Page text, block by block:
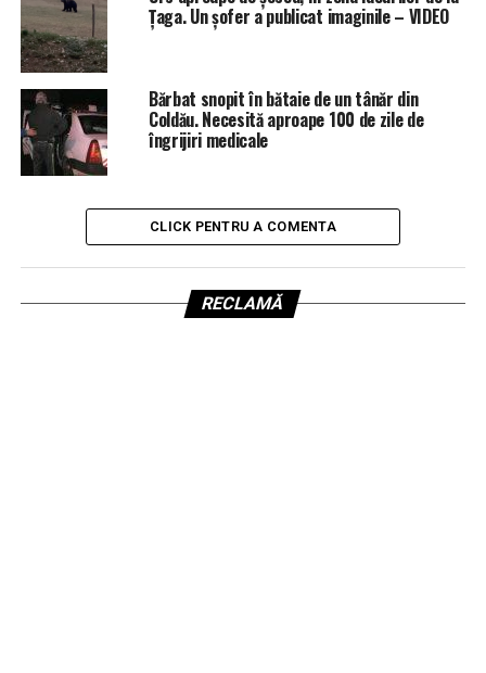
Țaga. Un șofer a publicat imaginile – VIDEO
Bărbat snopit în bătaie de un tânăr din
Coldău. Necesită aproape 100 de zile de
îngrijiri medicale
CLICK PENTRU A COMENTA
RECLAMĂ